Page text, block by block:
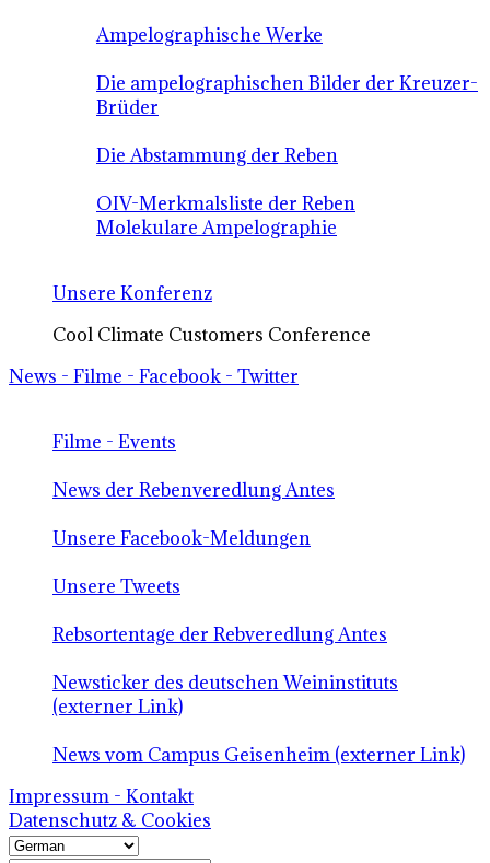
Ampelographische Werke
Die ampelographischen Bilder der Kreuzer-
Brüder
Die Abstammung der Reben
OIV-Merkmalsliste der Reben
Molekulare Ampelographie
Unsere Konferenz
Cool Climate Customers Conference
News - Filme - Facebook - Twitter
Filme - Events
News der Rebenveredlung Antes
Unsere Facebook-Meldungen
Unsere Tweets
Rebsortentage der Rebveredlung Antes
Newsticker des deutschen Weininstituts
(externer Link)
News vom Campus Geisenheim (externer Link)
Impressum - Kontakt
Datenschutz & Cookies